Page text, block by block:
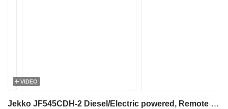
VIDEO
Jekko JF545CDH-2 Diesel/Electric powered, Remote Control